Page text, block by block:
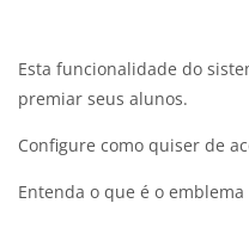
Esta funcionalidade do
premiar seus alunos.
Configure como quiser de
Entenda o que é o